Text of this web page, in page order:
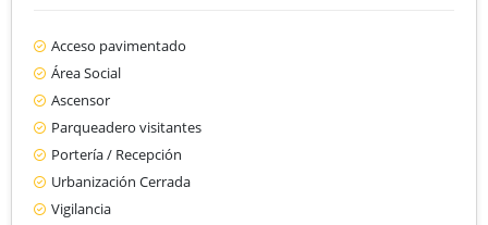
Acceso pavimentado
Área Social
Ascensor
Parqueadero visitantes
Portería / Recepción
Urbanización Cerrada
Vigilancia